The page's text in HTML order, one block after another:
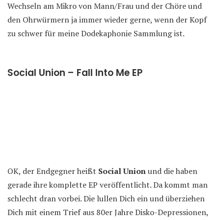
Wechseln am Mikro von Mann/Frau und der Chöre und
den Ohrwürmern ja immer wieder gerne, wenn der Kopf
zu schwer für meine Dodekaphonie Sammlung ist.
Social Union – Fall Into Me EP
OK, der Endgegner heißt Social Unionund die haben
gerade ihre komplette EP veröffentlicht. Da kommt man
schlecht dran vorbei. Die lullen Dich ein und überziehen
Dich mit einem Trief aus 80er Jahre Disko-Depressionen,